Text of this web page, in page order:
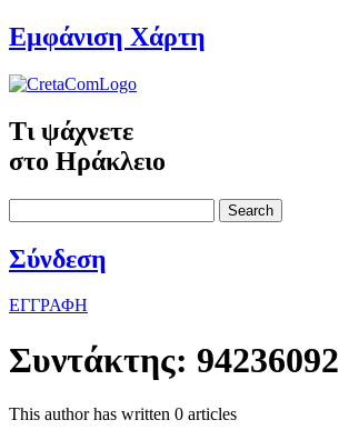
Εμφάνιση Χάρτη
Τι ψάχνετε
στο Ηράκλειο
Search
Σύνδεση
ΕΓΓΡΑΦΗ
Συντάκτης: 94236092
This author has written 0 articles